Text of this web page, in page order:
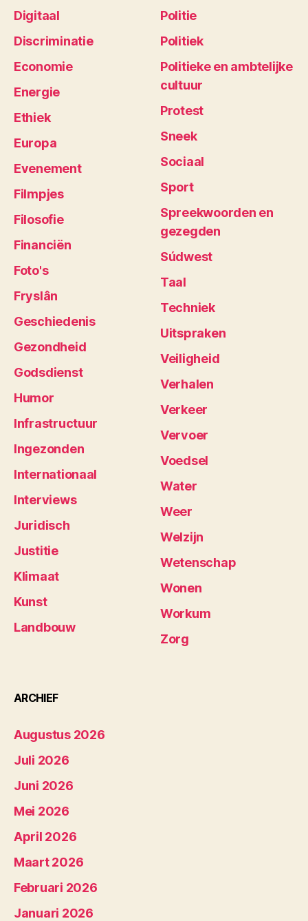
Digitaal
Discriminatie
Economie
Energie
Ethiek
Europa
Evenement
Filmpjes
Filosofie
Financiën
Foto's
Fryslân
Geschiedenis
Gezondheid
Godsdienst
Humor
Infrastructuur
Ingezonden
Internationaal
Interviews
Juridisch
Justitie
Klimaat
Kunst
Landbouw
Politie
Politiek
Politieke en ambtelijke
cultuur
Protest
Sneek
Sociaal
Sport
Spreekwoorden en
gezegden
Súdwest
Taal
Techniek
Uitspraken
Veiligheid
Verhalen
Verkeer
Vervoer
Voedsel
Water
Weer
Welzijn
Wetenschap
Wonen
Workum
Zorg
ARCHIEF
Augustus 2026
Juli 2026
Juni 2026
Mei 2026
April 2026
Maart 2026
Februari 2026
Januari 2026